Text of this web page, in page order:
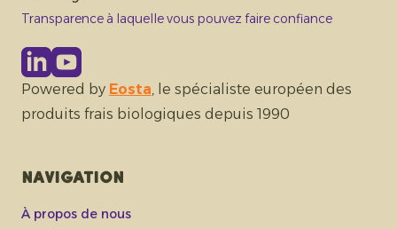
Transparence à laquelle vous pouvez faire confiance
Powered by Eosta, le spécialiste européen des
produits frais biologiques depuis 1990
Navigation
À propos de nous